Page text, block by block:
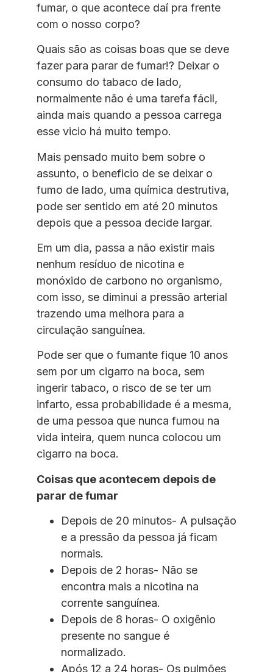
fumar, o que acontece daí pra frente
com o nosso corpo?
Quais são as coisas boas que se deve
fazer para parar de fumar!? Deixar o
consumo do tabaco de lado,
normalmente não é uma tarefa fácil,
ainda mais quando a pessoa carrega
esse vicio há muito tempo.
Mais pensado muito bem sobre o
assunto, o beneficio de se deixar o
fumo de lado, uma química destrutiva,
pode ser sentido em até 20 minutos
depois que a pessoa decide largar.
Em um dia, passa a não existir mais
nenhum resíduo de nicotina e
monóxido de carbono no organismo,
com isso, se diminui a pressão arterial
trazendo uma melhora para a
circulação sanguínea.
Pode ser que o fumante fique 10 anos
sem por um cigarro na boca, sem
ingerir tabaco, o risco de se ter um
infarto, essa probabilidade é a mesma,
de uma pessoa que nunca fumou na
vida inteira, quem nunca colocou um
cigarro na boca.
Coisas que acontecem depois de
parar de fumar
Depois de 20 minutos- A pulsação
e a pressão da pessoa já ficam
normais.
Depois de 2 horas- Não se
encontra mais a nicotina na
corrente sanguínea.
Depois de 8 horas- O oxigênio
presente no sangue é
normalizado.
Após 12 a 24 horas- Os pulmões